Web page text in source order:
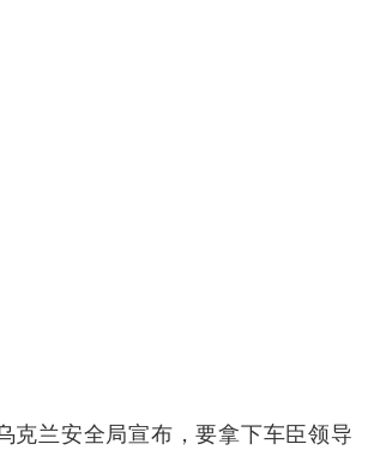
克兰安全局宣布，要拿下车臣领导